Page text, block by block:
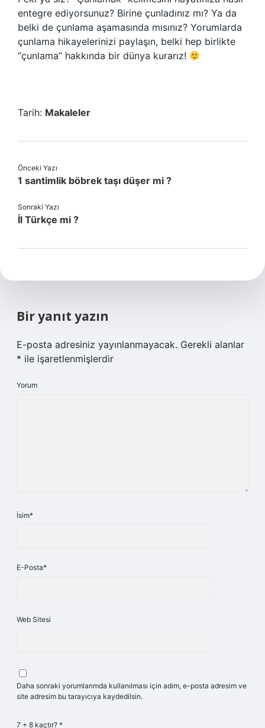
entegre ediyorsunuz? Birine çunladınız mı? Ya da
belki de çunlama aşamasında mısınız? Yorumlarda
çunlama hikayelerinizi paylaşın, belki hep birlikte
“çunlama” hakkında bir dünya kurarız!
Tarih: Makaleler
Önceki Yazı
1 santimlik böbrek taşı düşer mi ?
Sonraki Yazı
İl Türkçe mi ?
Bir yanıt yazın
E-posta adresiniz yayınlanmayacak. Gerekli alanlar
* ile işaretlenmişlerdir
Yorum
İsim*
E-Posta*
Web Sitesi
Daha sonraki yorumlarımda kullanılması için adım, e-posta adresim ve
site adresim bu tarayıcıya kaydedilsin.
7 + 8 kaçtır? *